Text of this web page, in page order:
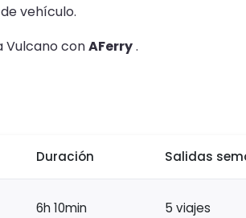
vehículo.
Vulcano conAFerry.
Duración Salidas
6h 10min 5 viajes